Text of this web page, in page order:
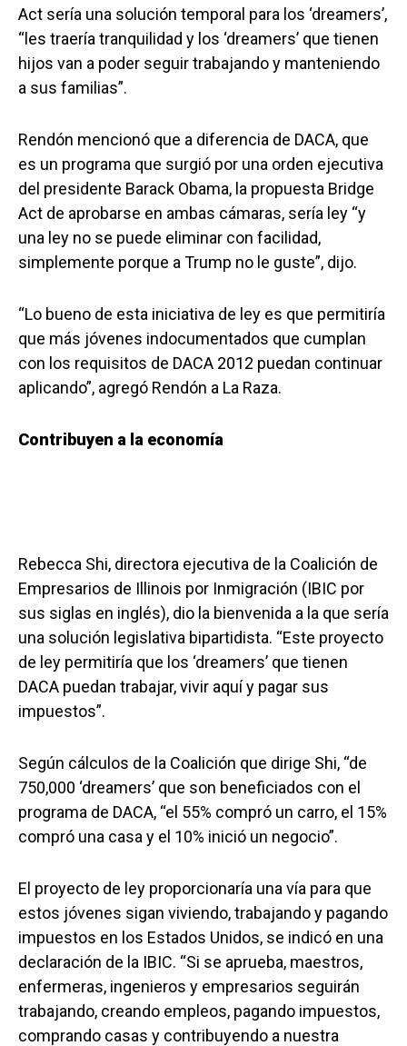
Act sería una solución temporal para los ‘dreamers’,
“les traería tranquilidad y los ‘dreamers’ que tienen
hijos van a poder seguir trabajando y manteniendo
a sus familias”.
Rendón mencionó que a diferencia de DACA, que
es un programa que surgió por una orden ejecutiva
del presidente Barack Obama, la propuesta Bridge
Act de aprobarse en ambas cámaras, sería ley “y
una ley no se puede eliminar con facilidad,
simplemente porque a Trump no le guste”, dijo.
“Lo bueno de esta iniciativa de ley es que permitiría
que más jóvenes indocumentados que cumplan
con los requisitos de DACA 2012 puedan continuar
aplicando”, agregó Rendón a La Raza.
Contribuyen a la economía
Rebecca Shi, directora ejecutiva de la Coalición de
Empresarios de Illinois por Inmigración (IBIC por
sus siglas en inglés), dio la bienvenida a la que sería
una solución legislativa bipartidista. “Este proyecto
de ley permitiría que los ‘dreamers’ que tienen
DACA puedan trabajar, vivir aquí y pagar sus
impuestos”.
Según cálculos de la Coalición que dirige Shi, “de
750,000 ‘dreamers’ que son beneficiados con el
programa de DACA, “el 55% compró un carro, el 15%
compró una casa y el 10% inició un negocio”.
El proyecto de ley proporcionaría una vía para que
estos jóvenes sigan viviendo, trabajando y pagando
impuestos en los Estados Unidos, se indicó en una
declaración de la IBIC. “Si se aprueba, maestros,
enfermeras, ingenieros y empresarios seguirán
trabajando, creando empleos, pagando impuestos,
comprando casas y contribuyendo a nuestra